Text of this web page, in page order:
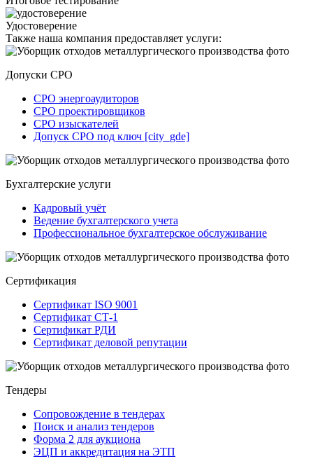
Удостоверение
Также наша компания предоставляет услуги:
Допуски СРО
СРО энергоаудиторов
СРО проектировщиков
СРО изыскателей
Допуск СРО под ключ [city_gde]
Бухгалтерские услуги
Кадровый учёт
Ведение бухгалтерского учета
Профессиональное бухгалтерское обслуживание
Сертификация
Сертификат ISO 9001
Сертификат СТ-1
Сертификат РДИ
Сертификат деловой репутации
Тендеры
Сопровождение в тендерах
Поиск и анализ тендеров
Форма 2 для аукциона
ЭЦП и аккредитация на ЭТП